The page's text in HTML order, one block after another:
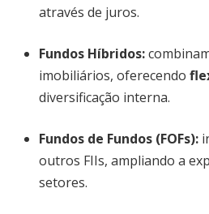
através de juros.
Fundos Híbridos:
imobiliários, oferecendo
diversificação interna.
Fundos de Fundos (FOFs):
outros FIIs, ampliando a
setores.